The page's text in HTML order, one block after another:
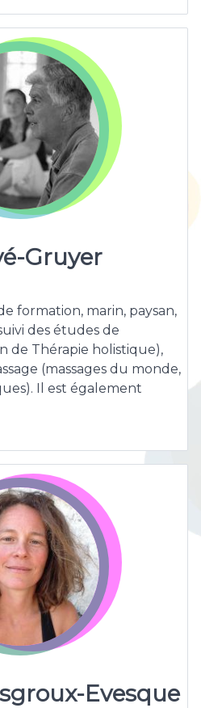
Gruyer
formation, marin, paysan,
des études de
de Thérapie holistique),
(massages du monde,
Il est également
Evesque